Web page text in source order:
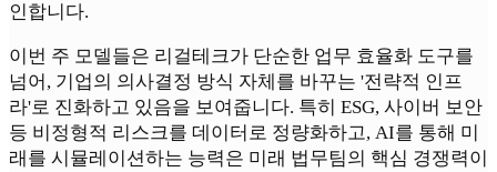
인합니다.
이번 주 모델들은 리걸테크가 단순한 업무 효율화 도구를
넘어, 기업의 의사결정 방식 자체를 바꾸는 '전략적 인프
라'로 진화하고 있음을 보여줍니다. 특히 ESG, 사이버 보안
등 비정형적 리스크를 데이터로 정량화하고, AI를 통해 미
래를 시뮬레이션하는 능력은 미래 법무팀의 핵심 경쟁력이